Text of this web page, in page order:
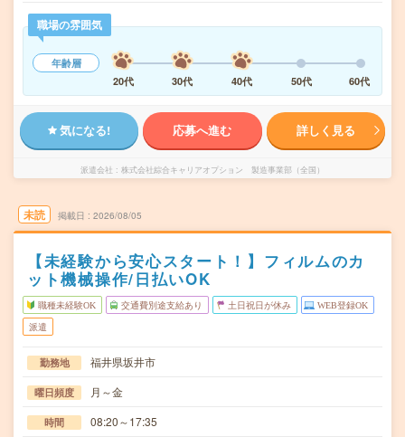
職場の雰囲気
年齢層
20代
30代 40代 50代 60代
気になる! 応募へ進む 詳しく見る
派遣会社 株式会社綜合キャリアオプション 製造事業部（全国）
未読 掲載日 2026/08/05
【未経験から安心スタート！】フィルムのカ
ット機械操作/日払いOK
職種未経験OK 交通費別途支給あり 土日祝日が休み WEB登録OK
派遣
勤務地 福井県坂井市
曜日頻度 月～金
時間 08:20～17:35